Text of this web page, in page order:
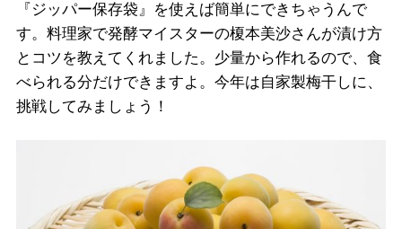
『ジッパー保存袋』を使えば簡単にできちゃうんで
す。料理家で発酵マイスターの榎本美沙さんが漬け方
とコツを教えてくれました。少量から作れるので、食
べられる分だけできますよ。今年は自家製梅干しに、
挑戦してみましょう！